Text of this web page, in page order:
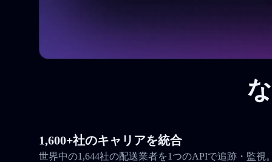
1,600+社のキャリアを統合
世界中の1,644社の配送業者を1つのAPIで追跡・監視